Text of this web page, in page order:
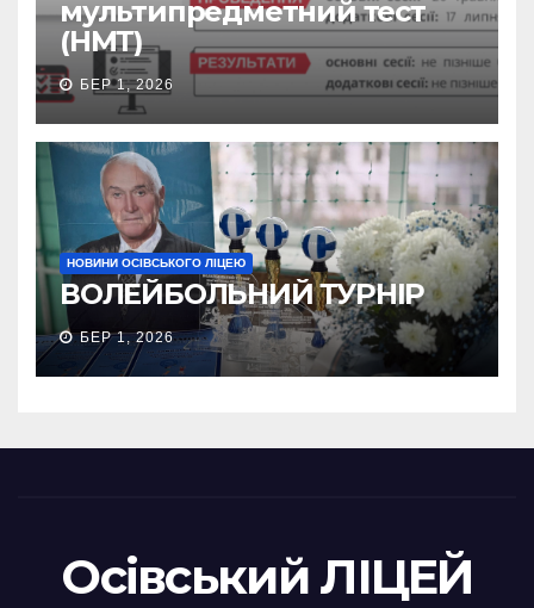
мультипредметний тест
(НМТ)
БЕР 1, 2026
НОВИНИ ОСІВСЬКОГО ЛІЦЕЮ
ВОЛЕЙБОЛЬНИЙ ТУРНІР
БЕР 1, 2026
Осівський ЛІЦЕЙ